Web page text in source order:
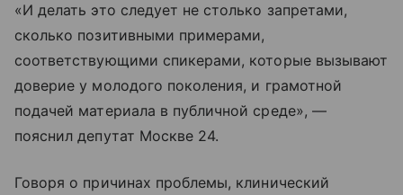
«И делать это следует не столько запретами,
сколько позитивными примерами,
соответствующими спикерами, которые вызывают
доверие у молодого поколения, и грамотной
подачей материала в публичной среде», —
пояснил депутат Москве 24.
Говоря о причинах проблемы, клинический